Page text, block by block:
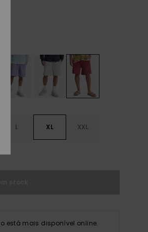
L XL XXL
está mais disponível online.